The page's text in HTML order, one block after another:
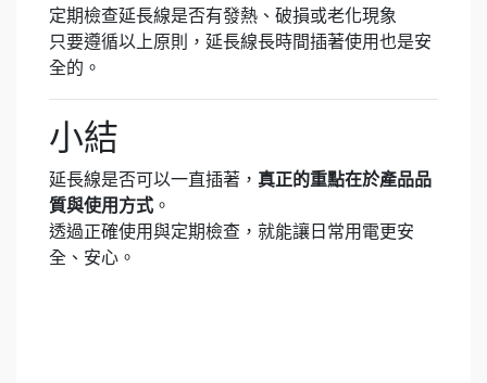
定期檢查延長線是否有發熱、破損或老化現象
只要遵循以上原則，延長線長時間插著使用也是安
全的。
小結
延長線是否可以一直插著， 真正的重點在於產品品
質與使用方式 。
透過正確使用與定期檢查，就能讓日常用電更安
全、安心。